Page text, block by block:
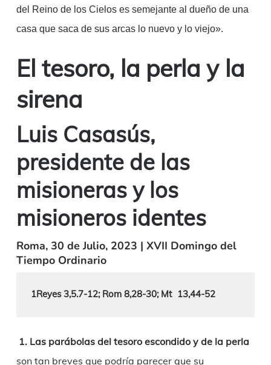
del Reino de los Cielos es semejante al dueño de una
casa que saca de sus arcas lo nuevo y lo viejo».
El tesoro, la perla y la
sirena
Luis Casasús,
presidente de las
misioneras y los
misioneros identes
Roma, 30 de Julio, 2023 | XVII Domingo del
Tiempo Ordinario
1Reyes 3,5.7-12; Rom 8,28-30; Mt 13,44-52
1. Las parábolas del tesoro escondido y de la perla
son tan breves que podría parecer que su